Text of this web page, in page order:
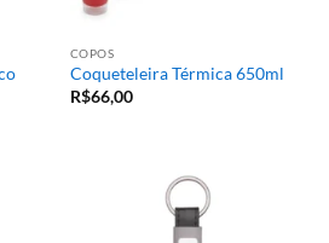
COPOS
Coqueteleira Térmica 650ml
R$66,00